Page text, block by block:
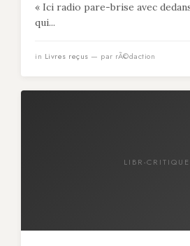
« Ici radio pare-brise avec
qui...
in Livres reçus — par rÃ©daction
LIBR-CRITIQUE